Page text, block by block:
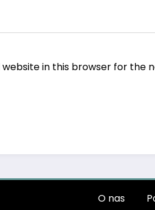
website in this browser for the
O nas